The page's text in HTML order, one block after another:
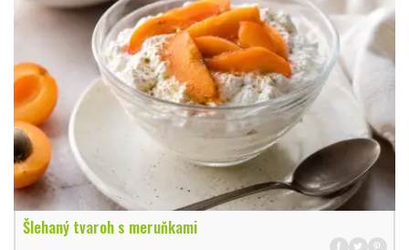
Šlehaný tvaroh s meruňkami